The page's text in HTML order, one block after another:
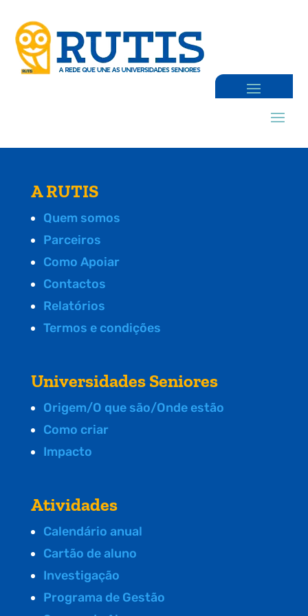
A RUTIS
Quem somos
Parceiros
Como Apoiar
Contactos
Relatórios
Termos e condições
Universidades Seniores
Origem/O que são/Onde estão
Como criar
Impacto
Atividades
Calendário anual
Cartão de aluno
Investigação
Programa de Gestão